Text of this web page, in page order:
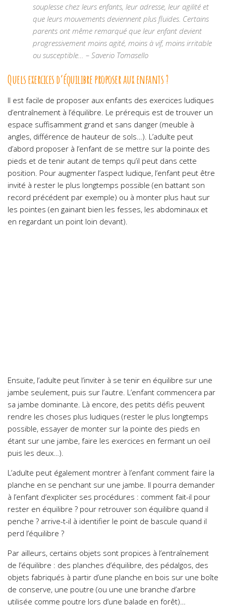
souplesse chez leurs enfants, leur adresse, leur agilité et
que leurs mouvements deviennent plus fluides. Certains
parents ont même remarqué que leur enfant devient
progressivement moins agité, moins à vif, moins irritable
ou susceptible… – Saverio Tomasello
Quels exercices d’équilibre proposer aux enfants ?
Il est facile de proposer aux enfants des exercices ludiques
d’entraînement à l’équilibre. Le prérequis est de trouver un
espace suffisamment grand et sans danger (meuble à
angles, différence de hauteur de sols…). L’adulte peut
d’abord proposer à l’enfant de se mettre sur la pointe des
pieds et de tenir autant de temps qu’il peut dans cette
position. Pour augmenter l’aspect ludique, l’enfant peut être
invité à rester le plus longtemps possible (en battant son
record précédent par exemple) ou à monter plus haut sur
les pointes (en gainant bien les fesses, les abdominaux et
en regardant un point loin devant).
Ensuite, l’adulte peut l’inviter à se tenir en équilibre sur une
jambe seulement, puis sur l’autre. L’enfant commencera par
sa jambe dominante. Là encore, des petits défis peuvent
rendre les choses plus ludiques (rester le plus longtemps
possible, essayer de monter sur la pointe des pieds en
étant sur une jambe, faire les exercices en fermant un oeil
puis les deux…).
L’adulte peut également montrer à l’enfant comment faire la
planche en se penchant sur une jambe. Il pourra demander
à l’enfant d’expliciter ses procédures : comment fait-il pour
rester en équilibre ? pour retrouver son équilibre quand il
penche ? arrive-t-il à identifier le point de bascule quand il
perd l’équilibre ?
Par ailleurs, certains objets sont propices à l’entraînement
de l’équilibre : des planches d’équilibre, des pédalgos, des
objets fabriqués à partir d’une planche en bois sur une boîte
de conserve, une poutre (ou une une branche d’arbre
utilisée comme poutre lors d’une balade en forêt)…